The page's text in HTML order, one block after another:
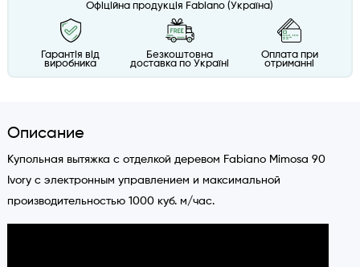
Офіційна продукція Fabiano (Україна)
Гарантія від
виробника
Безкоштовна
доставка по Україні
Оплата при
отриманні
Описание
Купольная вытяжка с отделкой деревом Fabiano Mimosa 90
Ivory с электронным управлением и максимальной
производительностью 1000 куб. м/час.